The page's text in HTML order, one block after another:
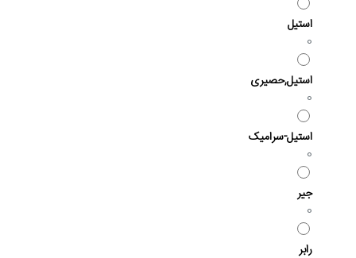
استیل
0
استیل,حصیری
0
استیل-سرامیک
0
جیر
0
رابر